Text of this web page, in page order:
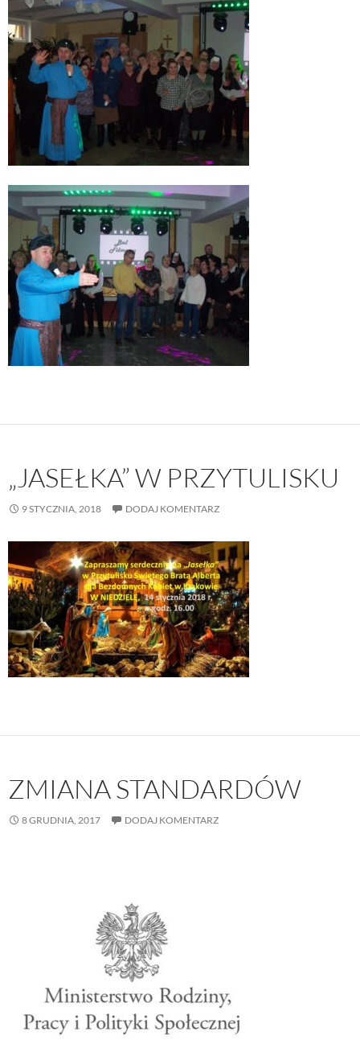
„JASEŁKA” W PRZYTULISKU
9 STYCZNIA, 2018 DODAJ KOMENTARZ
ZMIANA STANDARDÓW
8 GRUDNIA, 2017 DODAJ KOMENTARZ